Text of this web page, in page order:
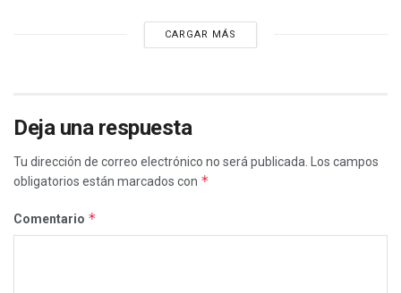
CARGAR MÁS
Deja una respuesta
Tu dirección de correo electrónico no será publicada.
Los campos
obligatorios están marcados con *
Comentario *